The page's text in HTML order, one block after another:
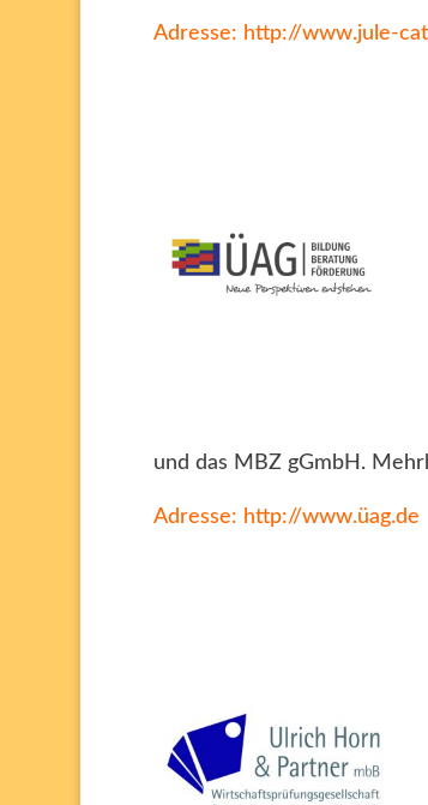
Adresse: http://www.jule-
und das MBZ gGmbH.
Adresse: http://www.üag.de